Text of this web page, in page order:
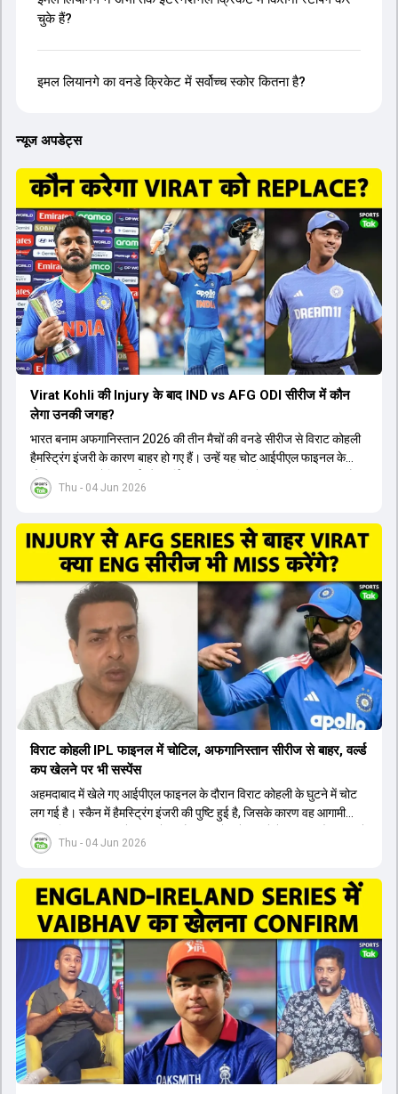
चुके हैं?
इमल लियानगे का वनडे क्रिकेट में सर्वोच्च स्कोर कितना है?
न्यूज अपडेट्स
Thu - 04 Jun 2026
Virat Kohli की Injury के बाद IND vs AFG ODI सीरीज में कौन
लेगा उनकी जगह?
भारत बनाम अफगानिस्तान 2026 की तीन मैचों की वनडे सीरीज से विराट कोहली
हैमस्ट्रिंग इंजरी के कारण बाहर हो गए हैं। उन्हें यह चोट आईपीएल फाइनल के
दौरान लगी थी। रोहित शर्मा और हार्दिक पांड्या की फिटनेस पर भी अभी सवाल हैं,
इसलिए नंबर तीन पर कोहली की जगह एक मजबूत विकल्प खोजना जरूरी है। इस
रुतुराज गायकवाड़ 58.8 की लिस्ट ए औसत के साथ एक मजबूत विकल्प हैं। संजू
सैमसन भी बड़े दावेदार हैं, जिनका वनडे क्रिकेट में 56 से ज्यादा का औसत है।
यशस्वी जायसवाल को भी मौका मिल सकता है, हालांकि उनके बैटिंग ऑर्डर पर
विचार करना होगा। इसके अलावा 82 से ज्यादा की लिस्ट ए औसत वाले देवदत्त
पडिक्कल भी एक शानदार विकल्प हो सकते हैं। टीम मैनेजमेंट स्क्वाड में पहले से
मौजूद ईशान किशन को भी नंबर तीन पर खिलाने का फैसला कर सकती है।
Thu - 04 Jun 2026
विराट कोहली IPL फाइनल में चोटिल, अफगानिस्तान सीरीज से बाहर, वर्ल्ड
कप खेलने पर भी सस्पेंस
अहमदाबाद में खेले गए आईपीएल फाइनल के दौरान विराट कोहली के घुटने में चोट
लग गई है। स्कैन में हैमस्ट्रिंग इंजरी की पुष्टि हुई है, जिसके कारण वह आगामी
अफगानिस्तान सीरीज से बाहर हो गए हैं। इस चोट से उबरने में सामान्य तौर पर 4 से
12 हफ्ते का समय लग सकता है, और अगर सर्जरी की जरूरत पड़ी तो 3 से 5 महीने
सेंटर ऑफ एक्सीलेंस जाएंगे। इस गंभीर चोट के कारण 14 जुलाई से शुरू होने वाले
इंग्लैंड दौरे और आगामी वर्ल्ड कप में उनके खेलने पर सस्पेंस बन गया है। दूसरी
तरफ, आईपीएल में इम्पैक्ट प्लेयर के तौर पर खेलने वाले रोहित शर्मा को भी अभी तक
मेडिकल क्लीयरेंस नहीं मिली है। शनिवार को मुंबई में होने वाली चयन समिति की
बैठक में यह देखना अहम होगा कि क्या चयनकर्ता विराट कोहली को फिटनेस की शर्त
पर टीम में शामिल करते हैं या नहीं।